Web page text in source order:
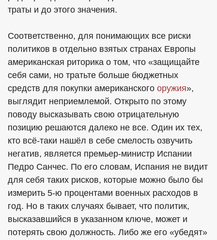
траты и до этого значения.
Соответственно, для понимающих все риски
политиков в отдельно взятых странах Европы
американская риторика о том, что «защищайте
себя сами, но тратьте больше бюджетных
средств для покупки американского оружия»,
выглядит неприемлемой. Открыто по этому
поводу высказывать свою отрицательную
позицию решаются далеко не все. Один их тех,
кто всё-таки нашёл в себе смелость озвучить
негатив, является премьер-министр Испании
Педро Санчес. По его словам, Испания не видит
для себя таких рисков, которые можно было бы
измерить 5-ю процентами военных расходов в
год. Но в таких случаях бывает, что политик,
высказавшийся в указанном ключе, может и
потерять свою должность. Либо же его «убедят»